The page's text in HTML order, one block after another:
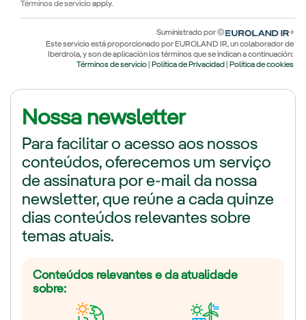
Nossa newsletter
Para facilitar o acesso aos nossos
conteúdos, oferecemos um serviço
de assinatura por e-mail da nossa
newsletter, que reúne a cada quinze
dias conteúdos relevantes sobre
temas atuais.
Conteúdos relevantes e da atualidade
sobre: